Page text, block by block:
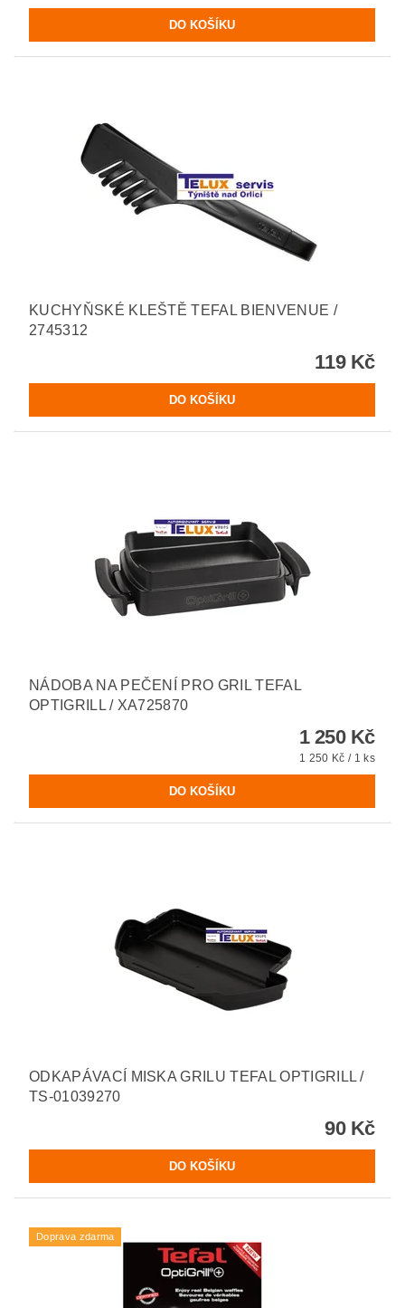
KUCHYŇSKÉ KLEŠTĚ TEFAL BIENVENUE /
2745312
119 Kč
NÁDOBA NA PEČENÍ PRO GRIL TEFAL
OPTIGRILL / XA725870
1 250 Kč
1 250 Kč / 1 ks
ODKAPÁVACÍ MISKA GRILU TEFAL OPTIGRILL /
TS-01039270
90 Kč
Doprava zdarma